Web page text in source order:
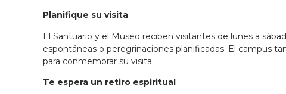
Planifique su visita
El Santuario y el Museo reciben visitantes de lunes a
espontáneas o peregrinaciones planificadas. El campus
para conmemorar su visita.
Te espera un retiro espiritual